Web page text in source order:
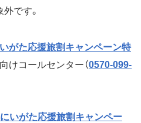
です。
がた応援旅割キャンペーン特
けコールセンター（0570-099-
にいがた応援旅割キャンペー